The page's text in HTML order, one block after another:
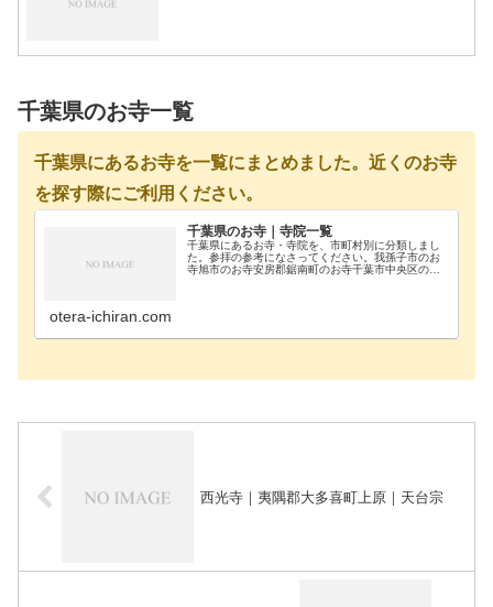
千葉県のお寺一覧
千葉県にあるお寺を一覧にまとめました。近くのお寺
を探す際にご利用ください。
千葉県のお寺｜寺院一覧
千葉県にあるお寺・寺院を、市町村別に分類しまし
た。参拝の参考になさってください。我孫子市のお
寺旭市のお寺安房郡鋸南町のお寺千葉市中央区のお
otera-ichiran.com
西光寺｜夷隅郡大多喜町上原｜天台宗